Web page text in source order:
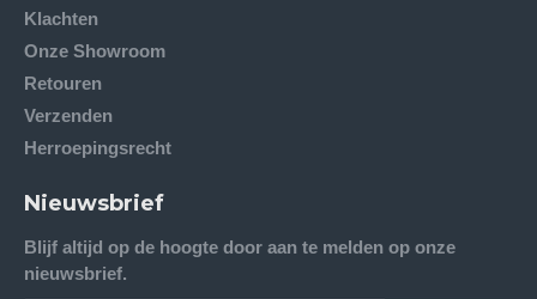
Klachten
Onze Showroom
Retouren
Verzenden
Herroepingsrecht
Nieuwsbrief
Blijf altijd op de hoogte door aan te melden op onze
nieuwsbrief.